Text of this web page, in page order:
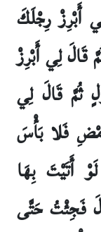
أَبْرِزْ رِجْلَكَ
قَالَ لِي أَبْرِزْ
ثُمَّ قَالَ لِي
فَلا بَأْسَ
أَتَيْتَ بِهَا
فَجِئْتُ حَتَّى